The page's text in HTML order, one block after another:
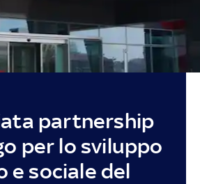
partnership
per lo sviluppo
e sociale del